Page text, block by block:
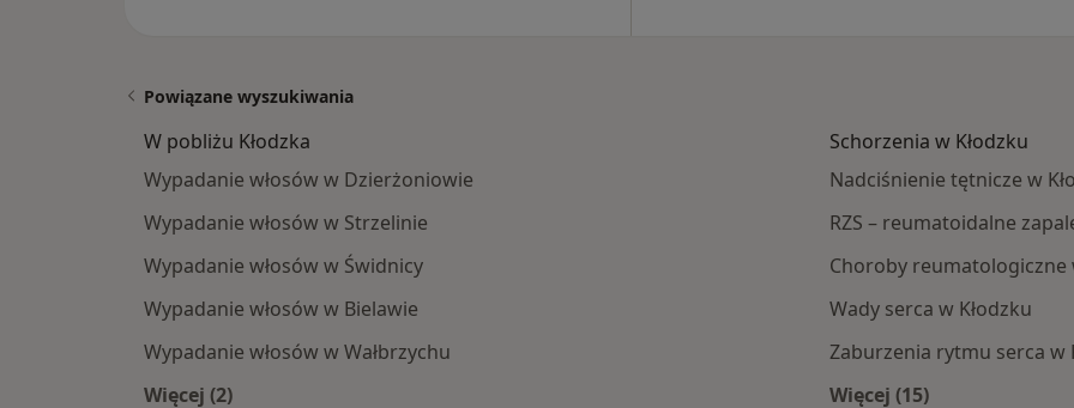
Powiązane wyszukiwania
W pobliżu Kłodzka
Wypadanie włosów w Dzierżoniowie
Wypadanie włosów w Strzelinie
Wypadanie włosów w Świdnicy
Wypadanie włosów w Bielawie
Wypadanie włosów w Wałbrzychu
Więcej (2)
Schorzenia w Kłodzku
Nadciśnienie tętnicze w
RZS – reumatoidalne
Choroby reumatologiczne
Wady serca w Kłodzku
Zaburzenia rytmu serca w
Więcej (15)